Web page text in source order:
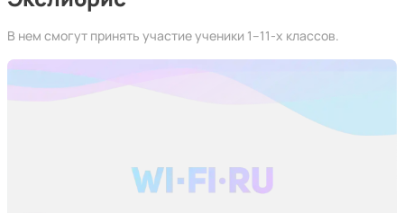
В нем смогут принять участие ученики 1–11-х классов.